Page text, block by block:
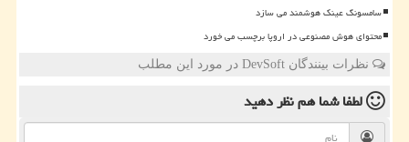
سامسونگ عینک هوشمند می سازد
محتوای هوش مصنوعی در اروپا برچسب می خورد
نظرات بینندگان DevSoft در مورد این مطلب
لطفا شما همنظر دهید